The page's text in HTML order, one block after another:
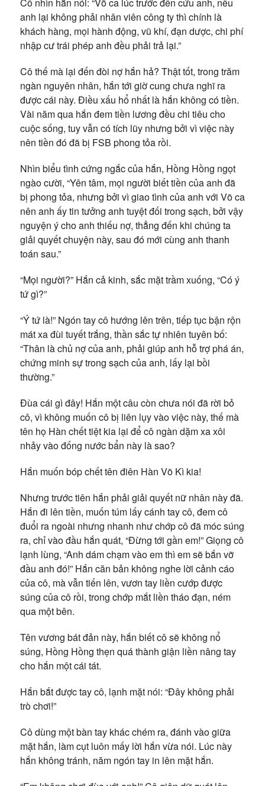
anh lại không phải nhân viên công ty thì chính là
khách hàng, mọi hành động, vũ khí, đạn dược, chi phí
nhập cư trái phép anh đều phải trả lại.”
Cô thế mà lại đến đòi nợ hắn hả? Thật tốt, trong trăm
ngàn nguyên nhân, hắn tới giờ cung chưa nghĩ ra
được cái này. Điều xấu hổ nhất là hắn không có tiền.
Vài năm qua hắn đem tiền lương đều chi tiêu cho
cuộc sống, tuy vẫn có tích lũy nhưng bởi vì việc này
nên tiền đó đã bị FSB phong tỏa rồi.
Nhìn biểu tình cứng ngắc của hắn, Hồng Hồng ngọt
ngào cười, “Yên tâm, mọi người biết tiền của anh đã
bị phong tỏa, nhưng bởi vì giao tình của anh với Võ ca
nên anh ấy tin tưởng anh tuyệt đối trong sạch, bởi vậy
nguyện ý cho anh thiếu nợ, thẳng đến khi chúng ta
giải quyết chuyện này, sau đó mới cùng anh thanh
toán sau.”
“Mọi người?” Hắn cả kinh, sắc mặt trầm xuống, “Có ý
tứ gì?”
“Ý tứ là!” Ngón tay cô hướng lên trên, tiếp tục bận rộn
mát xa đùi tuyết trắng, thần sắc tự nhiên tuyên bố:
“Thân là chủ nợ của anh, phải giúp anh hỗ trợ phá án,
chứng minh sự trong sạch của anh, lấy lại bồi
thường.”
Đùa cái gì đây! Hắn một câu còn chưa nói đã rời bỏ
cô, vì không muốn cô bị liên lụy vào việc này, thế mà
tên họ Hàn chết tiệt kia lại để cô ngàn dặm xa xôi
nhảy vào đống nước bẩn này là sao?
Hắn muốn bóp chết tên điên Hàn Võ Kì kia!
Nhưng trước tiên hắn phải giải quyết nữ nhân này đã.
Hắn đi lên tiền, muốn túm lấy cánh tay cô, đem cô
đuổi ra ngoài nhưng nhanh như chớp cô đã móc súng
ra, chỉ vào đầu hắn quát, “Đừng tới gần em!” Giọng cô
lạnh lùng, “Anh dám chạm vào em thì em sẽ bắn vỡ
đầu anh đó!” Hắn căn bản không nghe lời cảnh cáo
của cô, mà vẫn tiến lên, vươn tay liền cướp được
súng của cô rồi, trong chớp mắt liền tháo đạn, ném
qua một bên.
Tên vương bát đản này, hắn biết cô sẽ không nổ
súng, Hồng Hồng thẹn quá thành giận liền nâng tay
cho hắn một cái tát.
Hắn bắt được tay cô, lạnh mặt nói: “Đây không phải
trò chơi!”
Cô dùng một bàn tay khác chém ra, đánh vào giữa
mặt hắn, làm cụt luôn mấy lời hắn vừa nói. Lúc này
hắn không tránh, năm ngón tay in lên mặt hắn.